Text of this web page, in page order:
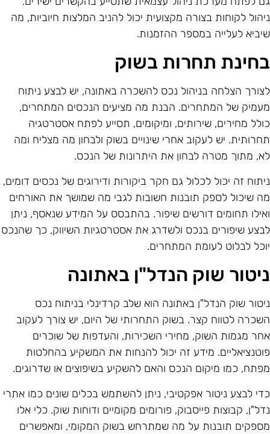
לקוחות בצורה מקצועית יכול להניב המלצות חיוביות, מה
לעלייה במספר ההזמנות.
תחרות בשוק
הצלחה בניהול נכס להשכרה באתונה, יש לבצע ניתוח
של המתחרים. הבנת מה מציעים הנכסים המתחרים,
מחירים, שירותים, ומיקומים, תסייע לפתח אסטרטגיה
יש לעקוב אחרי שינויים בשוק ולבחון מה מצליח ומה
מתוך מטרה לבחון את היתרונות של הנכס.
זה יכול לכלול גם חקר ביקורות ודירוגים של נכסים דומים,
שיכול לספק תובנות חשובות לגבי מה שמושך את האורחים
תחומים דורשים שיפור. בהתבסס על המידע שנאסף, ניתן
שיפורים בנכס ולשדרג את אסטרטגיות השיווק, כך שהנכס
לבלוט לעומת המתחרים.
שוק הנדל"ן באתונה
שוק הנדל"ן באתונה הוא שלב קרדינלי בניתוח נכס
לטווח קצר. בשוק התחרותי של היום, יש צורך לעקוב
מגמות השוק, מחירי השכירות, והעדפות של שוכרים
מידע זה יכול להנחות את המשקיע בהחלטות
כמו מיקום הנכס והאם להשקיע בשיפוצים או שדרוגים.
לבצע ניטור אפקטיבי, ניתן להשתמש בכלים שונים כמו אתרי
קבוצות פייסבוק, פורומים מקומיים ודוחות שוק. כלי אלו
תובנות על מה שמתרחש בשוק המקומי, ומאפשרים